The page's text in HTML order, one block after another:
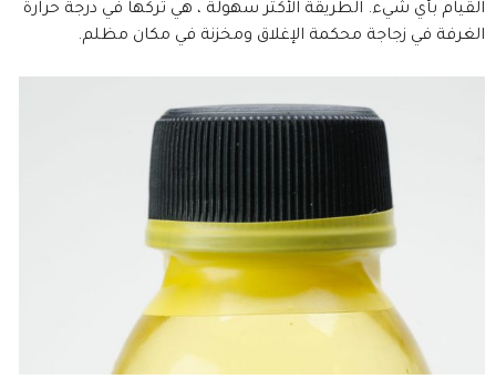
القيام بأي شيء. الطريقة الأكثر سهولة ، هي تركها في درجة حرارة
الغرفة في زجاجة محكمة الإغلاق ومخزنة في مكان مظلم.